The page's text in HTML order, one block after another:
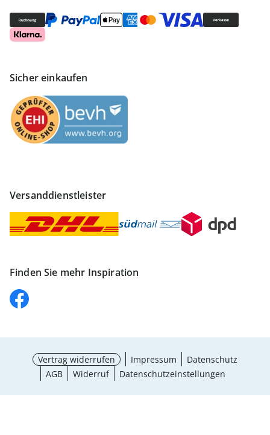
Sicher einkaufen
Versanddienstleister
Finden Sie mehr Inspiration
Vertrag widerrufen Impressum
Datenschutz
AGB
Widerruf Datenschutzeinstellungen